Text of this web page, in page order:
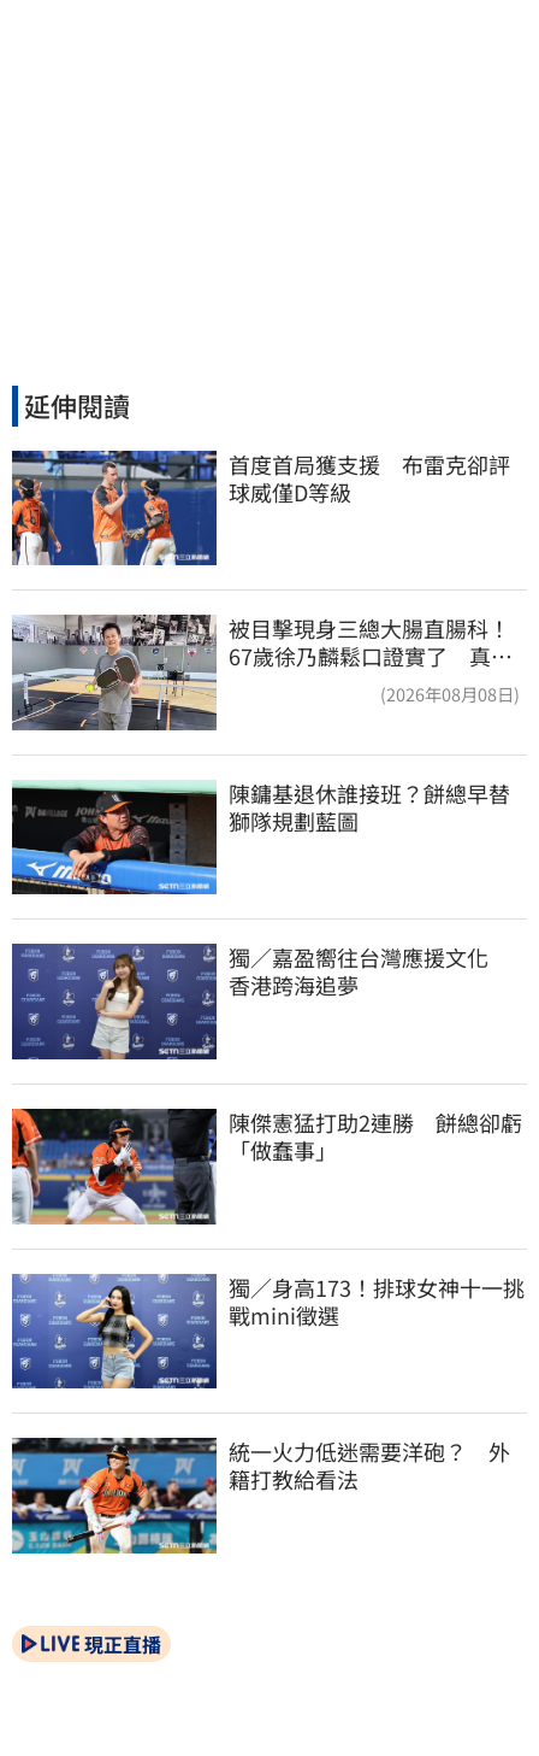
延伸閱讀
首度首局獲支援　布雷克卻評
球威僅D等級
被目擊現身三總大腸直腸科！
67歲徐乃麟鬆口證實了 真實
(2026年08月08日)
陳鏞基退休誰接班？餅總早替
獅隊規劃藍圖
獨／嘉盈嚮往台灣應援文化
香港跨海追夢
陳傑憲猛打助2連勝　餅總卻虧
「做蠢事」
獨／身高173！排球女神十一挑
戰mini徵選
統一火力低迷需要洋砲？　外
籍打教給看法
現正直播